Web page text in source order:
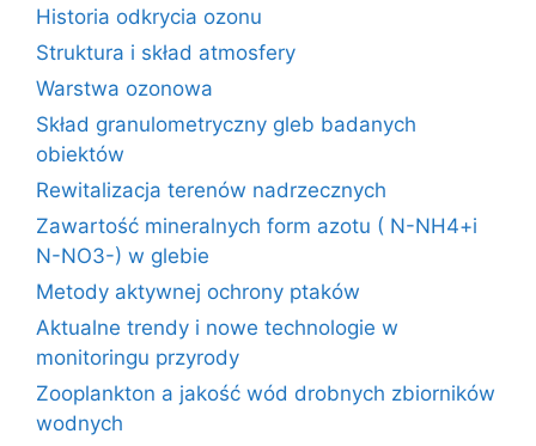
Historia odkrycia ozonu
Struktura i skład atmosfery
Warstwa ozonowa
Skład granulometryczny gleb badanych
obiektów
Rewitalizacja terenów nadrzecznych
Zawartość mineralnych form azotu ( N-NH4+i
N-NO3-) w glebie
Metody aktywnej ochrony ptaków
Aktualne trendy i nowe technologie w
monitoringu przyrody
Zooplankton a jakość wód drobnych zbiorników
wodnych